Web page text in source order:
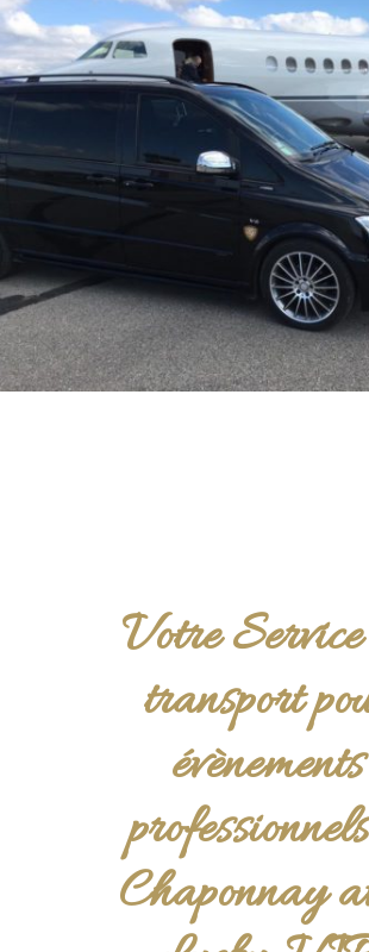
Votre
transport
évènements
Chaponnay